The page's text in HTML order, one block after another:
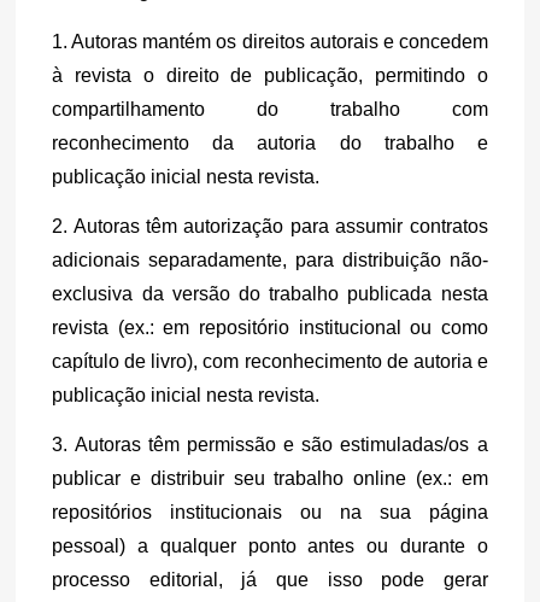
1. Autoras mantém os direitos autorais e concedem
à revista o direito de publicação, permitindo o
compartilhamento do trabalho com
reconhecimento da autoria do trabalho e
publicação inicial nesta revista.
2. Autoras têm autorização para assumir contratos
adicionais separadamente, para distribuição não-
exclusiva da versão do trabalho publicada nesta
revista (ex.: em repositório institucional ou como
capítulo de livro), com reconhecimento de autoria e
publicação inicial nesta revista.
3. Autoras têm permissão e são estimuladas/os a
publicar e distribuir seu trabalho online (ex.: em
repositórios institucionais ou na sua página
pessoal) a qualquer ponto antes ou durante o
processo editorial, já que isso pode gerar